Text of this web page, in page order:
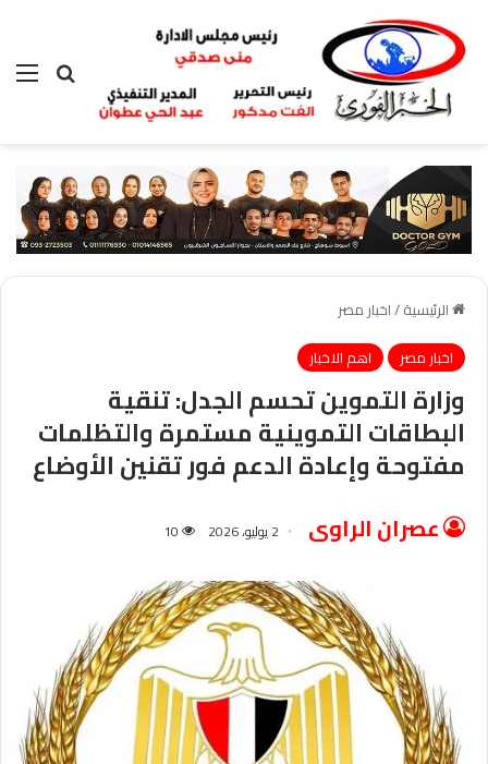
بحث عن
الرئيسية/اخبار مصر
اخبار مصر
اهم الاخبار
وزارة التموين تحسم الجدل: تنقية
البطاقات التموينية مستمرة والتظلمات
مفتوحة وإعادة الدعم فور تقنين الأوضاع
عصران الراوى 2 يوليو، 2026 10